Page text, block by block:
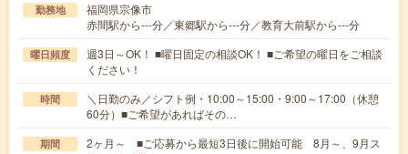
勤務地
福岡県宗像市
赤間駅から---分／東郷駅から---分／教育大前駅から---分
曜日頻度
週3日～OK！ ■曜日固定の相談OK！ ■ご希望の曜日をご相談
ください！
時間
＼日勤のみ／シフト例・10:00～15:00・9:00～17:00（休憩
60分）■ご希望があればその…
期間
2ヶ月～ ■ご応募から最短3日後に開始可能 8月～、9月ス